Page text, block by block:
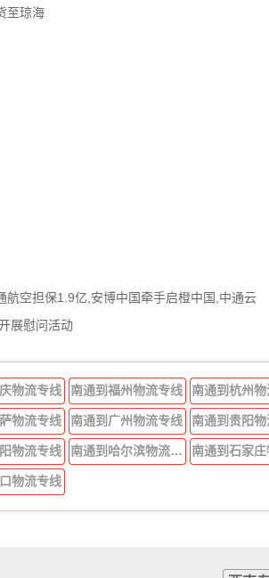
至琼海
空担保1.9亿,安博中国牵手启橙中国,中通云
展慰问活动
物流专线 南通到福州物流专线 南通到杭州
物流专线 南通到广州物流专线 南通到贵阳
物流专线 南通到哈尔滨物流专线
物流专线